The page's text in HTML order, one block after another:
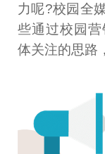
力呢?校园全
些通过校园
体关注的思路